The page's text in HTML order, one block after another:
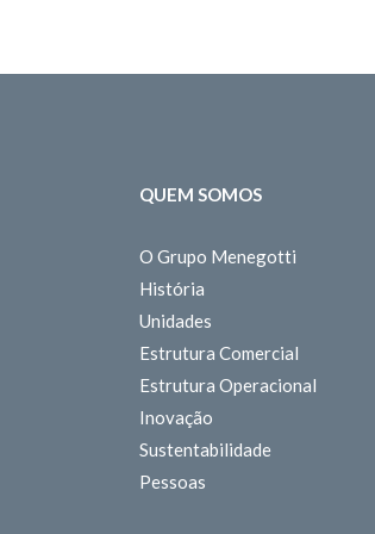
QUEM SOMOS
O Grupo Menegotti
História
Unidades
Estrutura Comercial
Estrutura Operacional
Inovação
Sustentabilidade
Pessoas